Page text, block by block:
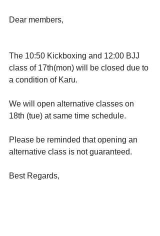
Dear members,
The 10:50 Kickboxing and 12:00 BJJ
class of 17th(mon) will be closed due to
a condition of Karu.
We will open alternative classes on
18th (tue) at same time schedule.
Please be reminded that opening an
alternative class is not guaranteed.
Best Regards,